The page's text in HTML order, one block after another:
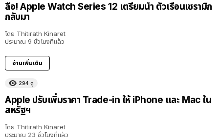
ลือ! Apple Watch Series 12 เตรียมนำ ตัวเรือนเซรามิก
กลับมา
โดย Thitirath Kinaret
ประมาณ 9 ชั่วโมงที่แล้ว
อ่านเพิ่มเติม
294 ดู
Apple ปรับเพิ่มราคา Trade-in ให้ iPhone และ Mac ใน
สหรัฐฯ
โดย Thitirath Kinaret
ประมาณ 23 ชั่วโมงที่แล้ว